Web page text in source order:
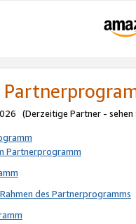
(Derzeitige Partner - sehen
Partnerprogramm
des Partnerprogramms